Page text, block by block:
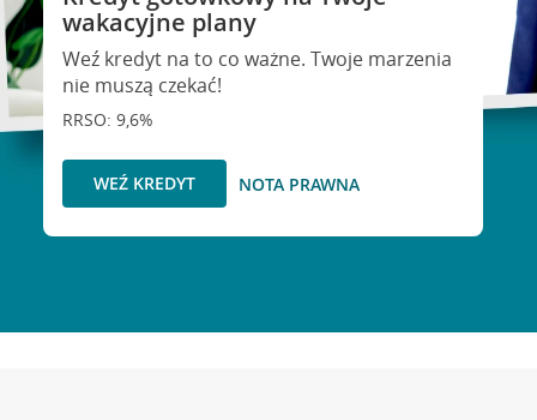
wakacyjne plany
Weź kredyt na to co ważne. Twoje marzenia
nie muszą czekać!
RRSO: 9,6%
WEŹ KREDYT NOTA PRAWNA